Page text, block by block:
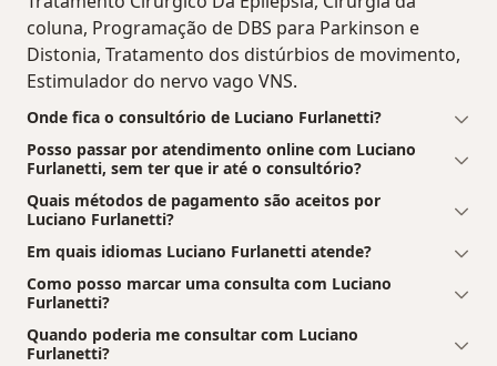
coluna, Programação de DBS para Parkinson e
Distonia, Tratamento dos distúrbios de movimento,
Estimulador do nervo vago VNS.
Onde fica o consultório de Luciano Furlanetti?
Posso passar por atendimento online com Luciano
Furlanetti, sem ter que ir até o consultório?
Quais métodos de pagamento são aceitos por
Luciano Furlanetti?
Em quais idiomas Luciano Furlanetti atende?
Como posso marcar uma consulta com Luciano
Furlanetti?
Quando poderia me consultar com Luciano
Furlanetti?